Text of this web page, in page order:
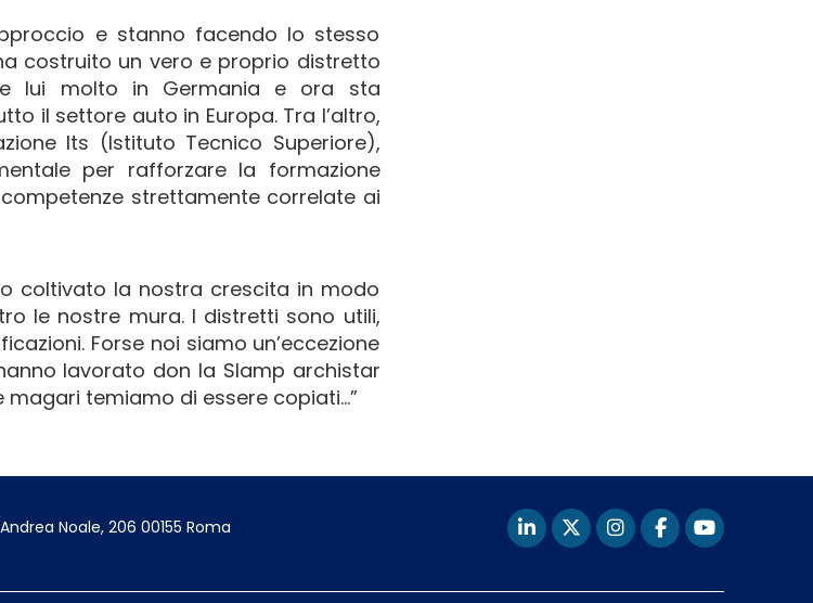
e stanno facendo lo stesso
costruito un vero e proprio distretto
lui molto in Germania e ora sta
il settore auto in Europa. Tra l’altro,
Its (Istituto Tecnico Superiore),
per rafforzare la formazione
strettamente correlate ai
coltivato la nostra crescita in modo
le nostre mura. I distretti sono utili,
Forse noi siamo un’eccezione
lavorato don la Slamp archistar
magari temiamo di essere copiati…”
Noale, 206 00155 Roma